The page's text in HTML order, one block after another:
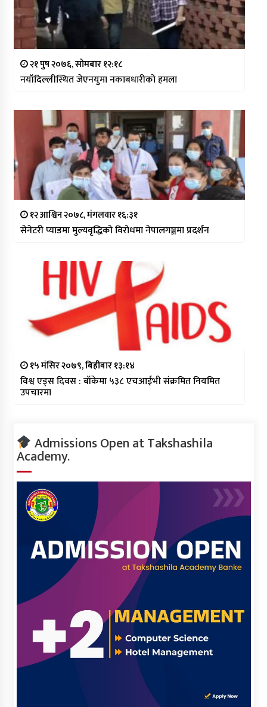
२१ पुष २०७६, सोमबार १२:१८
नयाँदिल्लीस्थित जेएनयुमा नकाबधारीको हमला
१२ आश्विन २०७८, मंगलवार १६:३१
सेनेटरी प्याडमा मुल्यवृद्धिको विरोधमा नेपालगञ्जमा प्रदर्शन
१५ मंसिर २०७९, बिहीबार १३:१४
विश्व एड्स दिवस : बाँकेमा ५३८ एचआईभी संक्रमित नियमित
उपचारमा
Admissions Open at Takshashila
Academy.